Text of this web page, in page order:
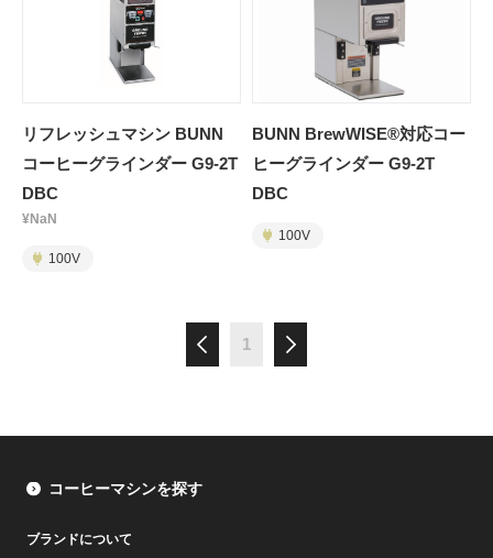
リフレッシュマシン BUNN
コーヒーグラインダー G9-2T
DBC
¥NaN
100V
BUNN BrewWISE®対応コー
ヒーグラインダー G9-2T
DBC
100V
1
コーヒーマシンを探す
ブランドについて